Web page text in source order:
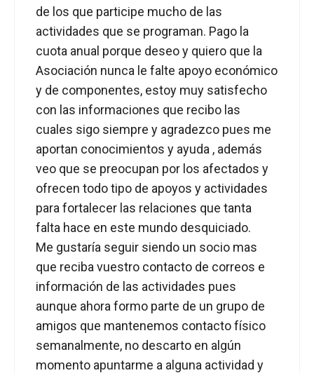
de los que participe mucho de las
actividades que se programan. Pago la
cuota anual porque deseo y quiero que la
Asociación nunca le falte apoyo económico
y de componentes, estoy muy satisfecho
con las informaciones que recibo las
cuales sigo siempre y agradezco pues me
aportan conocimientos y ayuda , además
veo que se preocupan por los afectados y
ofrecen todo tipo de apoyos y actividades
para fortalecer las relaciones que tanta
falta hace en este mundo desquiciado.
Me gustaría seguir siendo un socio mas
que reciba vuestro contacto de correos e
información de las actividades pues
aunque ahora formo parte de un grupo de
amigos que mantenemos contacto físico
semanalmente, no descarto en algún
momento apuntarme a alguna actividad y